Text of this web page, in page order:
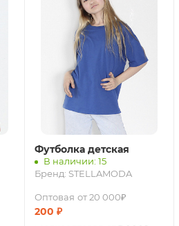
Футболка детская
В наличии: 15
Бренд: STELLAMODA
Оптовая от 20 000₽
200 ₽